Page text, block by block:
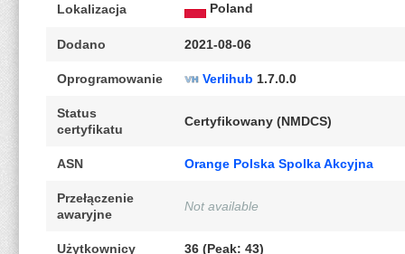
Lokalizacja Poland
Dodano 2021-08-06
Oprogramowanie Verlihub 1.7.0.0
Status
certyfikatu
Certyfikowany (NMDCS)
ASN Orange Polska Spolka Akcyjna
Przełączenie
awaryjne
Not available
Użytkownicy 36 (Peak: 43)